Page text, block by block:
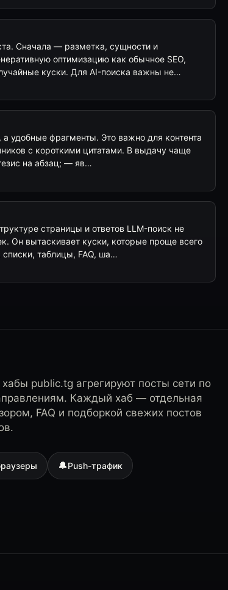
Сначала — разметка, сущности и
оптимизацию как обычное SEO,
куски. Для AI-поиска важны не…
удобные фрагменты. Это важно для контента
с короткими цитатами. В выдачу чаще
на абзац; — яв…
страницы и ответов LLM-поиск не
Он вытаскивает куски, которые проще всего
списки, таблицы, FAQ, ша…
public.tg агрегируют посты сети по
Каждый хаб — отдельная
FAQ и подборкой свежих постов
🔔Push-трафик